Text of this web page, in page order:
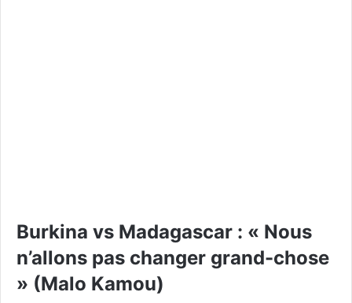
Burkina vs Madagascar : « Nous
n’allons pas changer grand-chose
» (Malo Kamou)